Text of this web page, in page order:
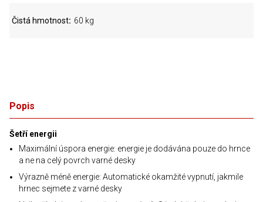
Popis
Šetří energii
Maximální úspora energie: energie je dodávána pouze do hrnce
a ne na celý povrch varné desky
Výrazně méně energie: Automatické okamžité vypnutí, jakmile
hrnec sejmete z varné desky
Čistá hmotnost 60 kg